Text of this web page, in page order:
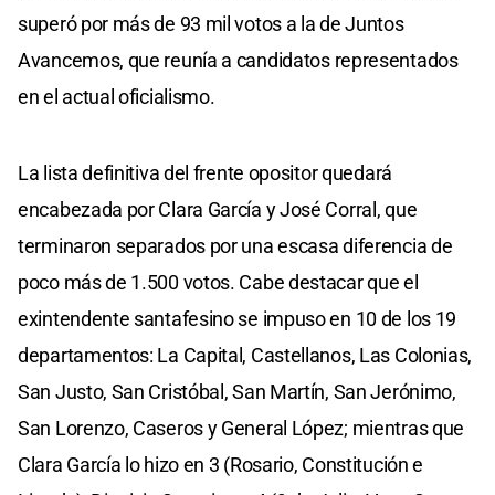
superó por más de 93 mil votos a la de Juntos
Avancemos, que reunía a candidatos representados
en el actual oficialismo.
La lista definitiva del frente opositor quedará
encabezada por Clara García y José Corral, que
terminaron separados por una escasa diferencia de
poco más de 1.500 votos. Cabe destacar que el
exintendente santafesino se impuso en 10 de los 19
departamentos: La Capital, Castellanos, Las Colonias,
San Justo, San Cristóbal, San Martín, San Jerónimo,
San Lorenzo, Caseros y General López; mientras que
Clara García lo hizo en 3 (Rosario, Constitución e